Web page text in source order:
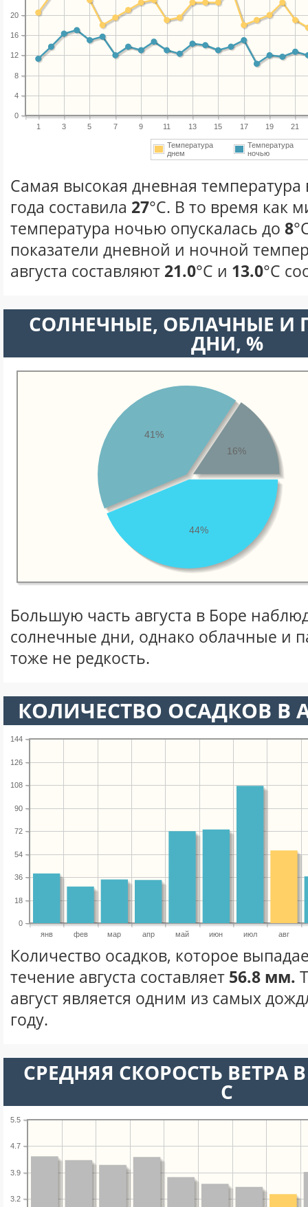
1 3 5 7 9 11 13 15 17 19 21
0
4
8
12
16
20
Температура
днем
Температура
ночью
Самая высокая дневная температура
года составила 27°С. В то время как
температура ночью опускалась до 8
показатели дневной и ночной
августа составляют 21.0°С и 13.0°С
CОЛНЕЧНЫЕ, ОБЛАЧНЫЕ И
ДНИ, %
44%
41%
16%
Большую часть августа в Боре
солнечные дни, однако облачные и
тоже не редкость.
КОЛИЧЕСТВО ОСАДКОВ В
янв фев мар апр май июн июл авг
0
18
36
54
72
90
108
126
144
Количество осадков, которое
течение августа составляет 56.8 мм.
август является одним из самых
году.
СРЕДНЯЯ СКОРОСТЬ ВЕТРА
С
3.2
3.9
4.7
5.5